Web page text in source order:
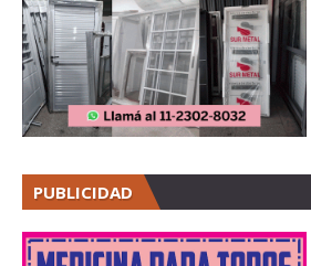
PUBLICIDAD